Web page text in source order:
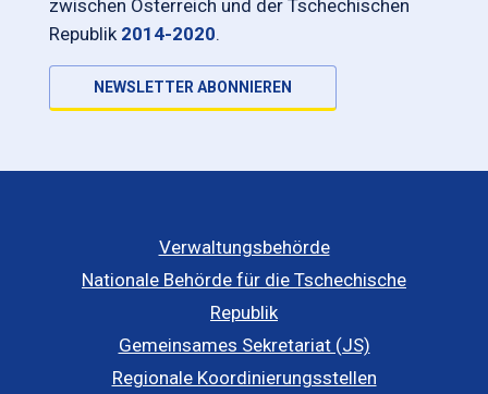
zwischen Österreich und der Tschechischen
Republik 2014-2020.
NEWSLETTER ABONNIEREN
Verwaltungsbehörde
Nationale Behörde für die Tschechische
Republik
Gemeinsames Sekretariat (JS)
Regionale Koordinierungsstellen